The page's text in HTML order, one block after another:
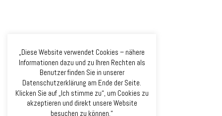
„Diese Website verwendet Cookies – nähere
Informationen dazu und zu Ihren Rechten als
Benutzer finden Sie in unserer
Datenschutzerklärung am Ende der Seite.
Klicken Sie auf „Ich stimme zu“, um Cookies zu
akzeptieren und direkt unsere Website
besuchen zu können.“